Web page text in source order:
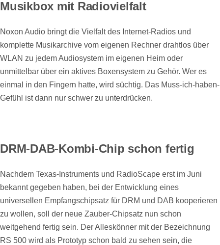
Musikbox mit Radiovielfalt
Noxon Audio bringt die Vielfalt des Internet-Radios und
komplette Musikarchive vom eigenen Rechner drahtlos über
WLAN zu jedem Audiosystem im eigenen Heim oder
unmittelbar über ein aktives Boxensystem zu Gehör. Wer es
einmal in den Fingern hatte, wird süchtig. Das Muss-ich-haben-
Gefühl ist dann nur schwer zu unterdrücken.
DRM-DAB-Kombi-Chip schon fertig
Nachdem Texas-Instruments und RadioScape erst im Juni
bekannt gegeben haben, bei der Entwicklung eines
universellen Empfangschipsatz für DRM und DAB kooperieren
zu wollen, soll der neue Zauber-Chipsatz nun schon
weitgehend fertig sein. Der Alleskönner mit der Bezeichnung
RS 500 wird als Prototyp schon bald zu sehen sein, die